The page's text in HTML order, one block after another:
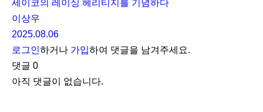
세이코의 레이싱 헤리티지를 기념하다
이상우
2025.08.06
로그인하거나 가입하여 댓글을 남겨주세요.
댓글 0
아직 댓글이 없습니다.